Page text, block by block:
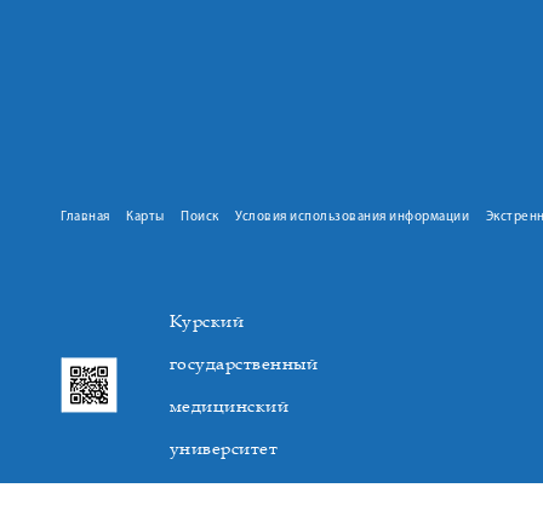
Главная Карты Поиск Условия использования информации
Курский
государственный
медицинский
университет